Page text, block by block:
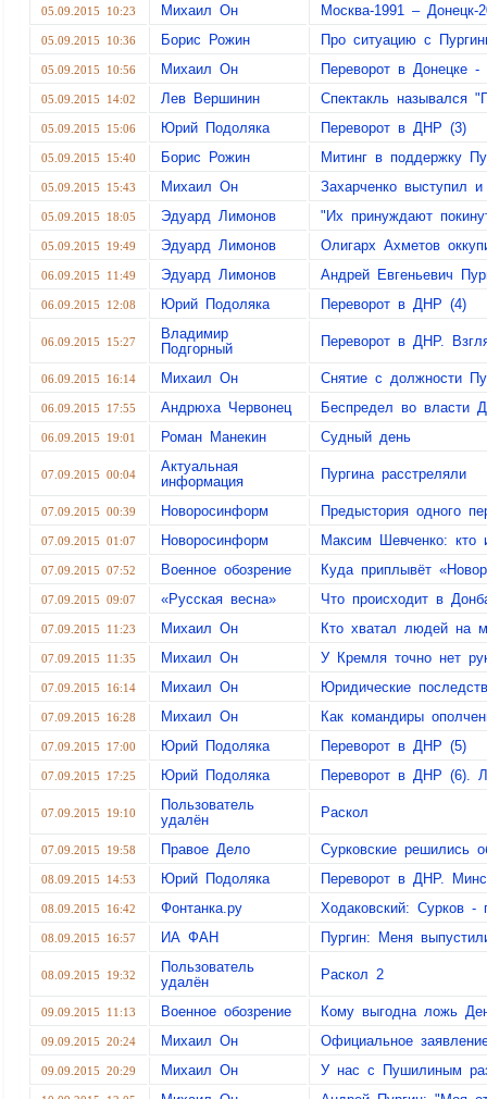
05.09.2015 10:23 Михаил Он Москва-1991 – Донецк-
05.09.2015 10:36 Борис Рожин Про ситуацию с
05.09.2015 10:56 Михаил Он Переворот в Донецке
05.09.2015 14:02 Лев Вершинин Спектакль назывался
05.09.2015 15:06 Юрий Подоляка Переворот в ДНР (3)
05.09.2015 15:40 Борис Рожин Митинг в поддержку
05.09.2015 15:43 Михаил Он Захарченко выступил
05.09.2015 18:05 Эдуард Лимонов "Их принуждают
05.09.2015 19:49 Эдуард Лимонов Олигарх Ахметов
06.09.2015 11:49 Эдуард Лимонов Андрей Евгеньевич
06.09.2015 12:08 Юрий Подоляка Переворот в ДНР (4)
06.09.2015 15:27
Владимир
Подгорный
Переворот в ДНР.
06.09.2015 16:14 Михаил Он Снятие с должности
06.09.2015 17:55 Андрюха Червонец Беспредел во власти
06.09.2015 19:01 Роман Манекин Судный день
07.09.2015 00:04
Актуальная
информация
Пургина расстреляли
07.09.2015 00:39 Новоросинформ Предыстория одного
07.09.2015 01:07 Новоросинформ Максим Шевченко: кто
07.09.2015 07:52 Военное обозрение Куда приплывёт
07.09.2015 09:07 «Русская весна» Что происходит в
07.09.2015 11:23 Михаил Он Кто хватал людей на
07.09.2015 11:35 Михаил Он У Кремля точно нет
07.09.2015 16:14 Михаил Он Юридические
07.09.2015 16:28 Михаил Он Как командиры
07.09.2015 17:00 Юрий Подоляка Переворот в ДНР (5)
07.09.2015 17:25 Юрий Подоляка Переворот в ДНР (6).
07.09.2015 19:10
Пользователь
удалён
Раскол
07.09.2015 19:58 Правое Дело Сурковские решились
08.09.2015 14:53 Юрий Подоляка Переворот в ДНР.
08.09.2015 16:42 Фонтанка.ру Ходаковский: Сурков -
08.09.2015 16:57 ИА ФАН Пургин: Меня
08.09.2015 19:32
Пользователь
удалён
Раскол 2
09.09.2015 11:13 Военное обозрение Кому выгодна ложь
09.09.2015 20:24 Михаил Он Официальное
09.09.2015 20:29 Михаил Он У нас с Пушилиным